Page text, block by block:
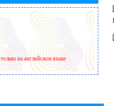
только на английском языке